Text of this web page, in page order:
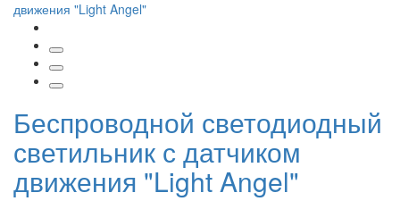
Беспроводной светодиодный
светильник с датчиком
движения "Light Angel"